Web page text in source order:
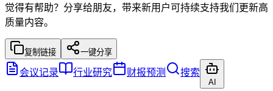
觉得有帮助？分享给朋友，带来新用户可持续支持我们更新高
质量内容。
复制链接 一键分享
会议记录 行业研究 财报预测 搜索
AI